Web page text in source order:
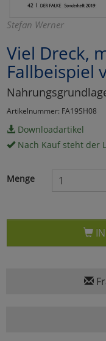
Stefan Werner
Viel Dreck,
Fallbeispiel
Artikelnummer: FA19SH08
Downloadartikel
Nach Kauf steht der
Menge
IN
Marketing
Umfragetools